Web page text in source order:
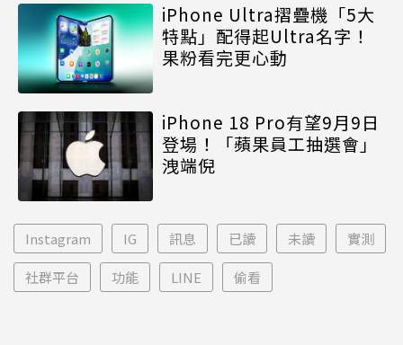
iPhone Ultra摺疊機「5大
特點」配得起Ultra名字！
果粉看完更心動
iPhone 18 Pro有望9月9日
登場！「蘋果員工抽選會」
洩端倪
Instagram IG 訊息 已讀 未讀 實測
社群平台 功能 LINE 偷看